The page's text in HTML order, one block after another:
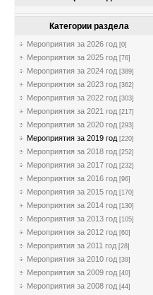
Категории раздела
Мероприятия за 2026 год [0]
Мероприятия за 2025 год [76]
Мероприятия за 2024 год [389]
Мероприятия за 2023 год [362]
Мероприятия за 2022 год [303]
Мероприятия за 2021 год [217]
Мероприятия за 2020 год [293]
Мероприятия за 2019 год [220]
Мероприятия за 2018 год [252]
Мероприятия за 2017 год [232]
Мероприятия за 2016 год [96]
Мероприятия за 2015 год [170]
Мероприятия за 2014 год [130]
Мероприятия за 2013 год [105]
Мероприятия за 2012 год [60]
Мероприятия за 2011 год [28]
Мероприятия за 2010 год [39]
Мероприятия за 2009 год [40]
Мероприятия за 2008 год [44]